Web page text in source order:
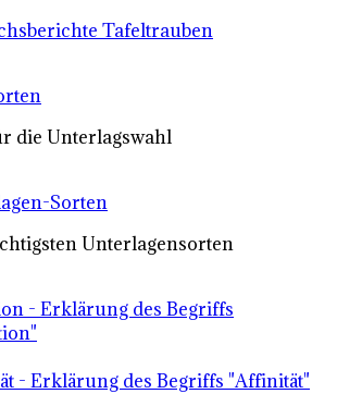
Tafeltrauben
die Unterlagswahl
Sorten
Unterlagensorten
- Erklärung des Begriffs
- Erklärung des Begriffs "Affinität"